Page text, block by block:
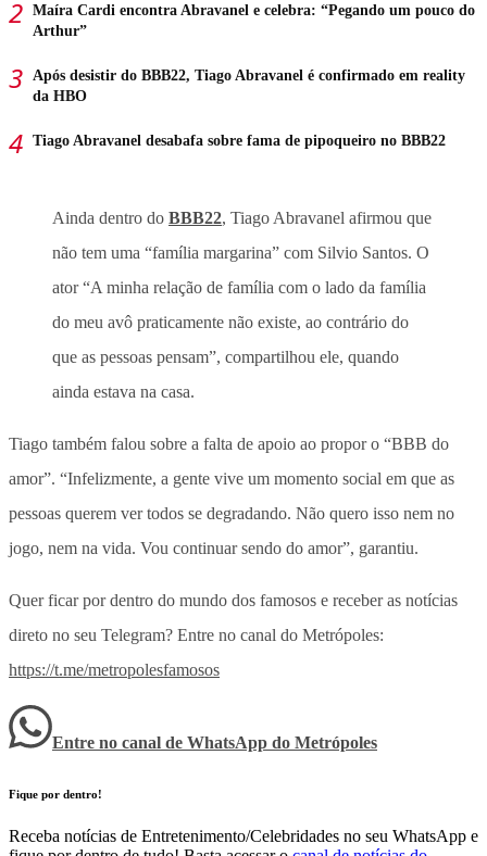
Maíra Cardi encontra Abravanel e celebra: “Pegando um pouco do
Arthur”
Após desistir do BBB22, Tiago Abravanel é confirmado em reality
da HBO
Tiago Abravanel desabafa sobre fama de pipoqueiro no BBB22
Ainda dentro do BBB22, Tiago Abravanel afirmou que
não tem uma “família margarina” com Silvio Santos. O
ator “A minha relação de família com o lado da família
do meu avô praticamente não existe, ao contrário do
que as pessoas pensam”, compartilhou ele, quando
ainda estava na casa.
Tiago também falou sobre a falta de apoio ao propor o “BBB do
amor”. “Infelizmente, a gente vive um momento social em que as
pessoas querem ver todos se degradando. Não quero isso nem no
jogo, nem na vida. Vou continuar sendo do amor”, garantiu.
Quer ficar por dentro do mundo dos famosos e receber as notícias
direto no seu Telegram? Entre no canal do Metrópoles:
https://t.me/metropolesfamosos
Entre no canal de WhatsApp do Metrópoles
Fique por dentro!
Receba notícias de Entretenimento/Celebridades no seu WhatsApp e